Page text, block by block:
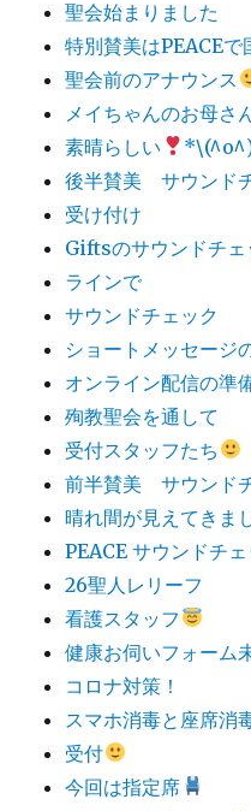
聖会始まりました
特別賛美はPEACE
聖会前のアナウンス
メイちゃんのお母さ
素晴らしい
後半賛美 サウンド
受け付け
Giftsのサウンドチェ
ラインで
サウンドチェック
ショートメッセージ
オンライン配信の準
殉教聖会を通して
受付スタッフたち
前半賛美 サウンド
晴れ間が見えてきま
PEACE サウンドチ
26聖人レリーフ
看護スタッフ
健康お伺いフォーム
コロナ対策！
スマホ消毒と座席消
受付
今回は指定席